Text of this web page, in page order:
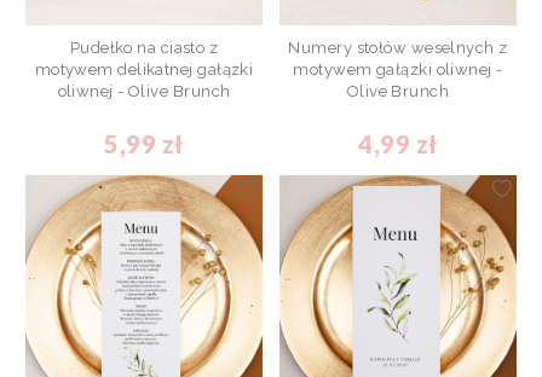
Pudełko na ciasto z
motywem delikatnej gałązki
oliwnej - Olive Brunch
5,99 zł
Numery stołów weselnych z
motywem gałązki oliwnej -
Olive Brunch
4,99 zł